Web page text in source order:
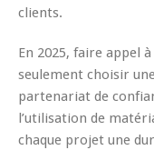
clients.
En 2025, faire appel
seulement choisir
partenariat de
l’utilisation de
chaque projet une